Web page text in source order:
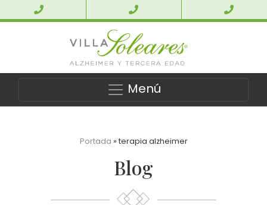
Menú
Portada » terapia alzheimer
Blog